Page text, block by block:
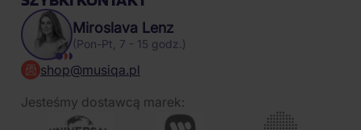
Miroslava Lenz
(Pon-Pt, 7 - 15 godz.)
shop@musiqa.pl
Jesteśmy dostawcą marek: